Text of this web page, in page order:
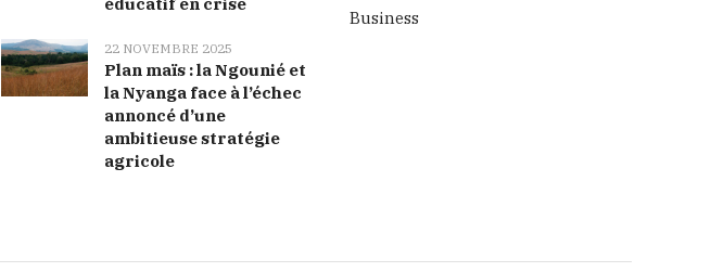
22 NOVEMBRE 2025
Plan maïs : la Ngounié et
la Nyanga face à l’échec
annoncé d’une
ambitieuse stratégie
agricole
Business